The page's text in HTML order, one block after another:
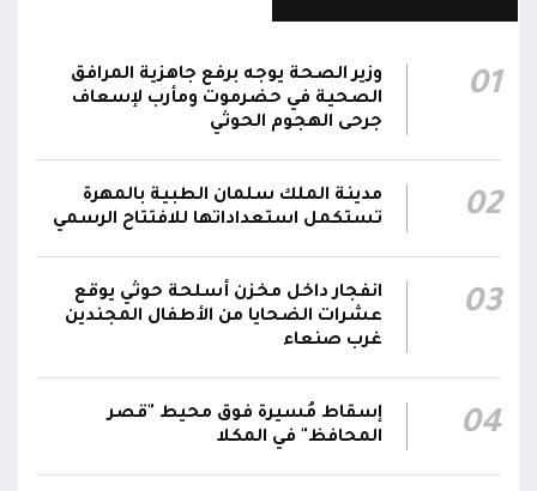
05:34
المقاومة الوطنية تصد هجوماً حوثياً في جبهتي
الحيمة بالتحيتا وحيس جنوب الحديدة
دائمة لمتابعة التطورات الميدانية والأمنية واتخاذ ما
يلزم من إجراءات بصورة عاجلة ومستمرة بما
يضمن سرعة الاستجابة للتصعيد الحوثي والتعامل
مع تداعياته على مختلف المستويات
01:12
أقر #مجلس_الدفاع_الوطني جملة من القرارات
والتوجيهات الهادفة إلى رفع مستوى الجاهزية
العسكرية والأمنية والدفاع المدني وتعزيز التنسيق
بين مؤسسات الدولة وحماية المدنيين والمنشآت
01
وزير الصحة يوجه برفع جاهزية المرافق
الصحية في حضرموت ومأرب لإسعاف
جرحى الهجوم الحوثي
02
مدينة الملك سلمان الطبية بالمهرة
تستكمل استعداداتها للافتتاح الرسمي
03
انفجار داخل مخزن أسلحة حوثي يوقع
عشرات الضحايا من الأطفال المجندين
غرب صنعاء
04
إسقاط مُسيرة فوق محيط "قصر
المحافظ" في المكلا